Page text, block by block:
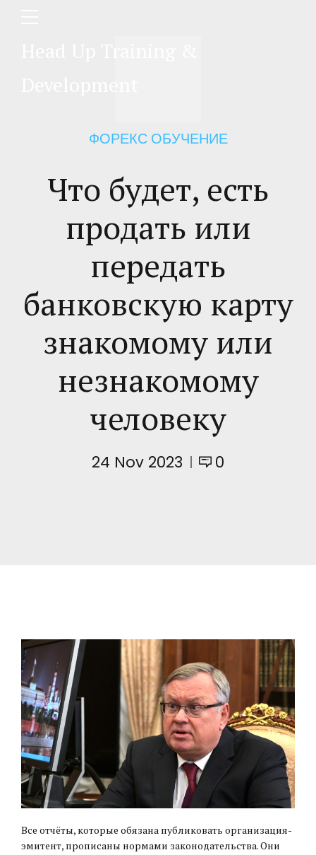
ФОРЕКС ОБУЧЕНИЕ
Что будет, есть
продать или
передать
банковскую карту
знакомому или
незнакомому
человеку
24 Nov 2023 0
Все отчёты, которые обязана публиковать организация-
эмитент, прописаны нормами законодательства. Они